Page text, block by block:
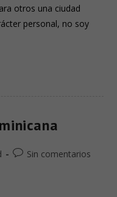
otros una ciudad
personal, no soy
Sin comentarios